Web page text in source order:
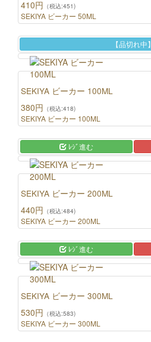
410円 （税込:451)
SEKIYA ビーカー 50ML
【品切れ中】
SEKIYA ビーカー 100ML
380円 （税込:418)
SEKIYA ビーカー 100ML
ﾚｼﾞ進む
SEKIYA ビーカー 200ML
440円 （税込:484)
SEKIYA ビーカー 200ML
ﾚｼﾞ進む
SEKIYA ビーカー 300ML
530円 （税込:583)
SEKIYA ビーカー 300ML